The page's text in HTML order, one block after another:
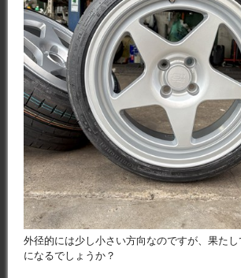
外径的には少し小さい方向なのですが、果たし
になるでしょうか？